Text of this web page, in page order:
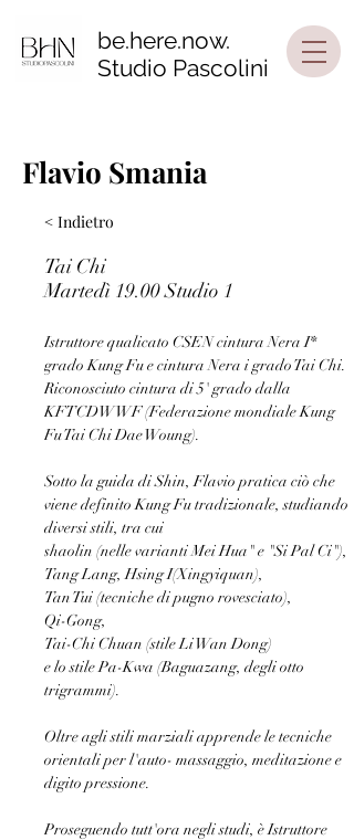
be.here.now.
Studio Pascolini
Flavio Smania
< Indietro
Tai Chi
Martedì 19.00 Studio 1
Istruttore qualicato CSEN cintura Nera I*
grado Kung Fu e cintura Nera i grado Tai Chi.
Riconosciuto cintura di 5' grado dalla
KFTCDWWF (Federazione mondiale Kung
Fu Tai Chi Dae Woung).
Sotto la guida di Shin, Flavio pratica ciò che
viene definito Kung Fu tradizionale, studiando
diversi stili, tra cui
shaolin (nelle varianti Mei Hua" e "Si Pal Ci"),
Tang Lang, Hsing I(Xingyiquan),
Tan Tui (tecniche di pugno rovesciato),
Qi-Gong,
Tai-Chi Chuan (stile Li Wan Dong)
e lo stile Pa-Kwa (Baguazang, degli otto
trigrammi).
Oltre agli stili marziali apprende le tecniche
orientali per l'auto- massaggio, meditazione e
digito pressione.
Proseguendo tutt'ora negli studi, è Istruttore